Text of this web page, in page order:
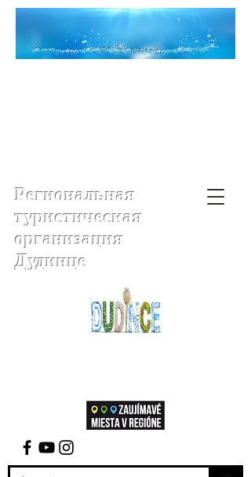
Региональная
туристическая
организация
Дудинце